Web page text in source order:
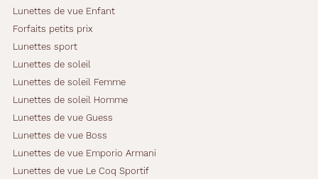
Lunettes de vue Enfant
Forfaits petits prix
Lunettes sport
Lunettes de soleil
Lunettes de soleil Femme
Lunettes de soleil Homme
Lunettes de vue Guess
Lunettes de vue Boss
Lunettes de vue Emporio Armani
Lunettes de vue Le Coq Sportif